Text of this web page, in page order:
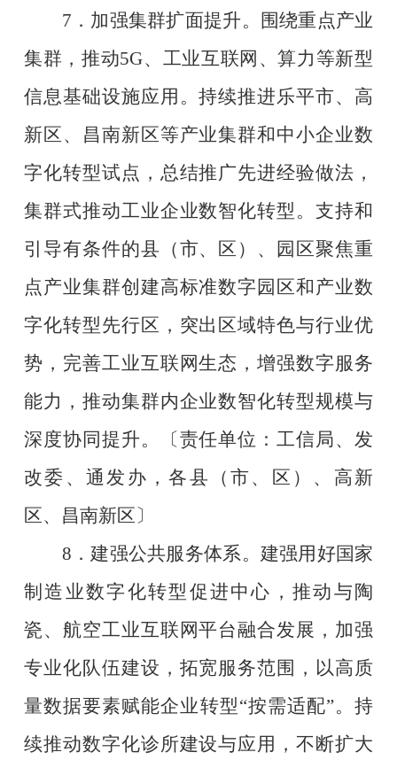
7 ．加强集群扩面提升。围绕重点产业
集群，推动5G、工业互联网、算力等新型
信息基础设施应用。持续推进乐平市、高
新区、昌南新区等产业集群和中小企业数
字化转型试点，总结推广先进经验做法，
集群式推动工业企业数智化转型。支持和
引导有条件的县（市、区）、园区聚焦重
点产业集群创建高标准数字园区和产业数
字化转型先行区，突出区域特色与行业优
势，完善工业互联网生态，增强数字服务
能力，推动集群内企业数智化转型规模与
深度协同提升。
〔责任单位：工信局、发
改委、通发办，各县（市、区）、高新
区、昌南新区〕
8 ．建强公共服务体系。建强用好国家
制造业数字化转型促进中心，推动与陶
瓷、航空工业互联网平台融合发展，加强
专业化队伍建设，拓宽服务范围，以高质
量数据要素赋能企业转型“按需适配”。持
续推动数字化诊所建设与应用，不断扩大